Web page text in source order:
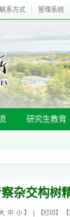
联系方式 管理系统
研究生教育
杂交构树
中 小】 | 【打印】 【